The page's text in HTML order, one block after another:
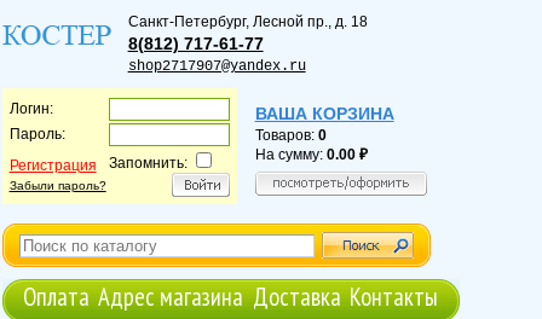
Санкт-Петербург, Лесной пр., д. 18
8(812) 717-61-77
shop2717907@yandex.ru
Логин:
Пароль:
Регистрация
Забыли пароль?
Запомнить:
ВАША КОРЗИНА
Товаров: 0
На сумму: 0.00
Оплата Адрес магазина Доставка Контакты